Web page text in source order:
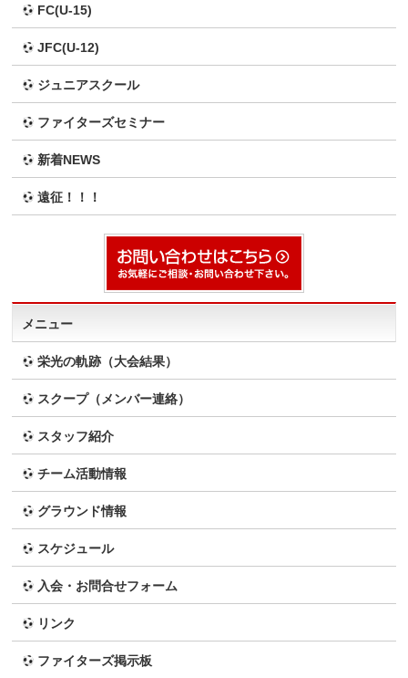
FC(U-15)
JFC(U-12)
ジュニアスクール
ファイターズセミナー
新着NEWS
遠征！！！
メニュー
栄光の軌跡（大会結果）
スクープ（メンバー連絡）
スタッフ紹介
チーム活動情報
グラウンド情報
スケジュール
入会・お問合せフォーム
リンク
ファイターズ掲示板